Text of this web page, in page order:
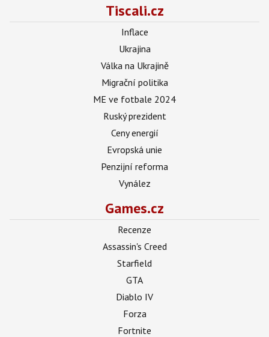
Tiscali.cz
Inflace
Ukrajina
Válka na Ukrajině
Migrační politika
ME ve fotbale 2024
Ruský prezident
Ceny energií
Evropská unie
Penzijní reforma
Vynález
Games.cz
Recenze
Assassin's Creed
Starfield
GTA
Diablo IV
Forza
Fortnite